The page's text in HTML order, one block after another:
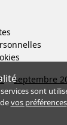
septembre
sont
vos préférences